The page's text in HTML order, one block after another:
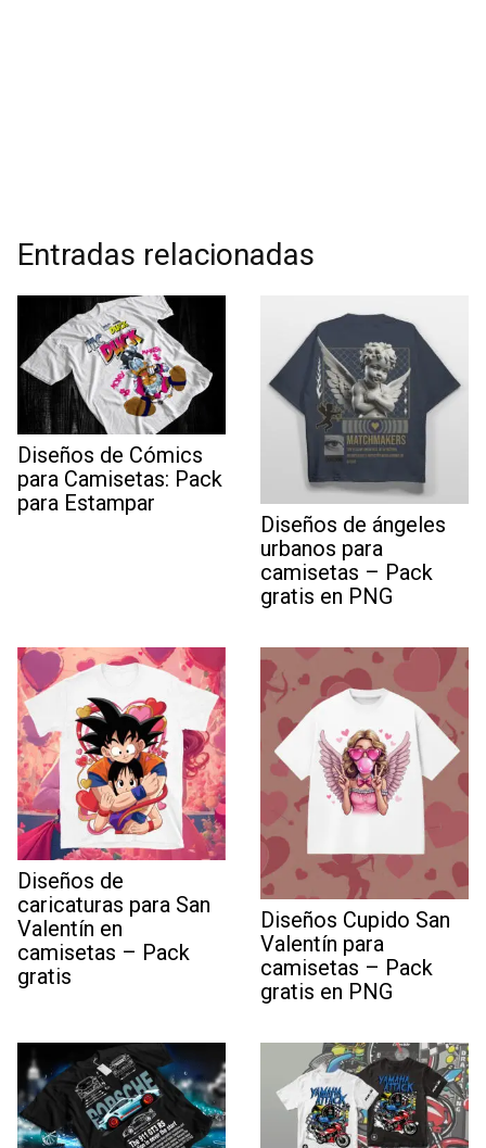
Entradas relacionadas
Diseños de Cómics
para Camisetas: Pack
para Estampar
Diseños de ángeles
urbanos para
camisetas – Pack
gratis en PNG
Diseños de
caricaturas para San
Valentín en
camisetas – Pack
gratis
Diseños Cupido San
Valentín para
camisetas – Pack
gratis en PNG